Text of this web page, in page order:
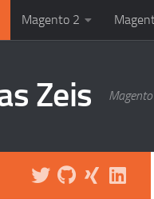
Magento 2
Zeis